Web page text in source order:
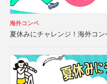
海外コンペ
夏休みにチャレンジ！海外コ